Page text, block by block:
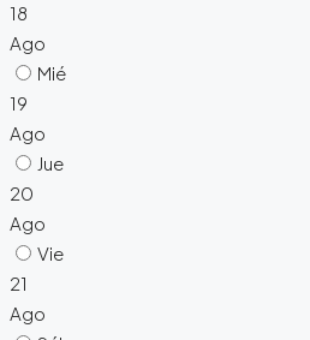
18
Ago
Mié
19
Ago
Jue
20
Ago
Vie
21
Ago